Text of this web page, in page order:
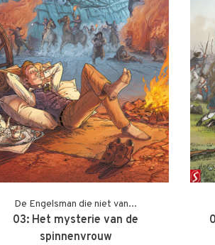
De Engelsman die niet van...
03: Het mysterie van de
spinnenvrouw